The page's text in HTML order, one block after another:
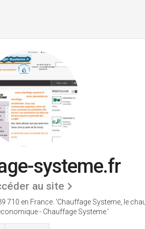
systeme.fr
au site
710 en France. 'Chauffage Systeme, le
- Chauffage Systeme.'